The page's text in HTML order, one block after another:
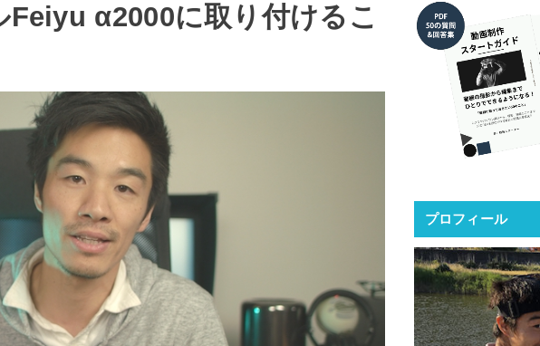
α2000に取り付けるこ
プロフィール